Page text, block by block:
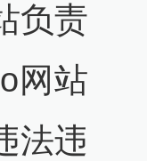
负责
网站
法违